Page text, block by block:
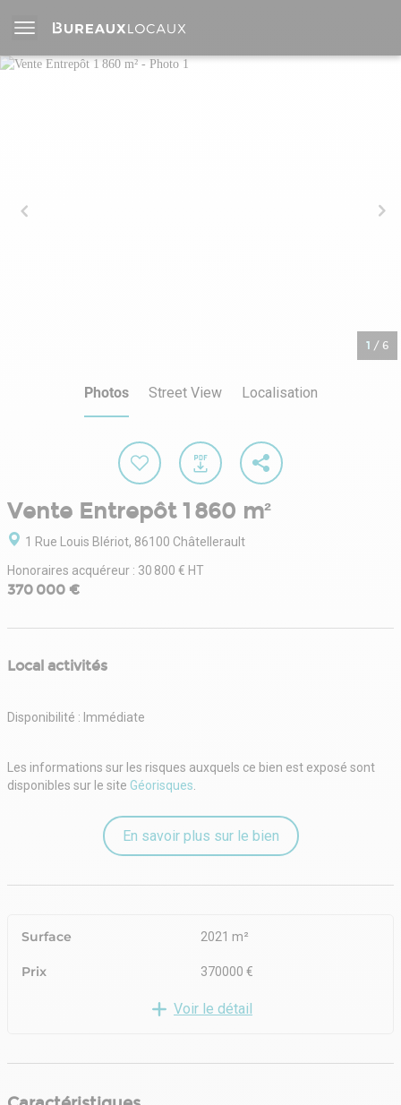
1 / 6
Photos Street View Localisation
Vente Entrepôt 1 860 m²
1 Rue Louis Blériot, 86100 Châtellerault
Honoraires acquéreur : 30 800 € HT
370 000 €
Local activités
Disponibilité : Immédiate
Les informations sur les risques auxquels ce bien est exposé sont
disponibles sur le site Géorisques
En savoir plus sur le bien
Surface 2021 m²
Prix 370000 €
Voir le détail